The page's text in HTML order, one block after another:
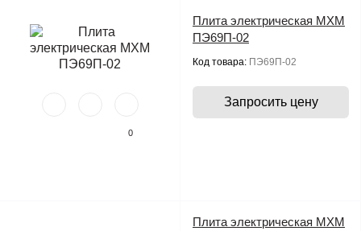
0
Плита электрическая МХМ
ПЭ69П-02
Код товара: ПЭ69П-02
Запросить цену
Плита электрическая МХМ